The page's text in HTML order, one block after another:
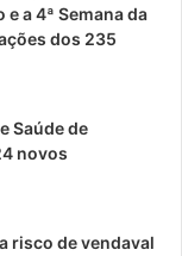
a 4ª Semana da
dos 235
Saúde de
novos
risco de vendaval